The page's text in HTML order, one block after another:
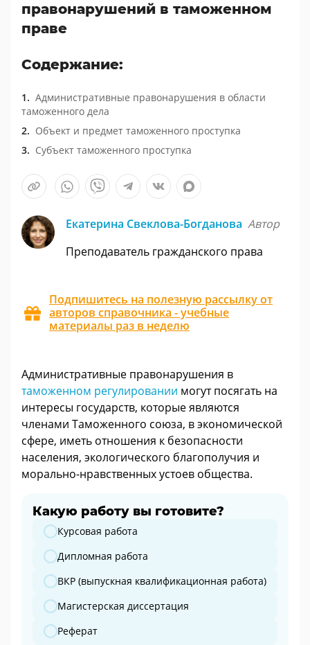
правонарушений в таможенном
праве
Содержание:
Административные правонарушения в области
таможенного дела
Объект и предмет таможенного проступка
Субъект таможенного проступка
Екатерина Свеклова-Богданова Автор
Преподаватель гражданского права
Подпишитесь на полезную рассылку от
авторов справочника - учебные
материалы раз в неделю
Административные правонарушения в
таможенном регулировании могут посягать на
интересы государств, которые являются
членами Таможенного союза, в экономической
сфере, иметь отношения к безопасности
населения, экологического благополучия и
морально-нравственных устоев общества.
Какую работу вы готовите?
Какую работу вы готовите?
Курсовая работа
Дипломная работа
ВКР (выпускная квалификационная работа)
Магистерская диссертация
Реферат